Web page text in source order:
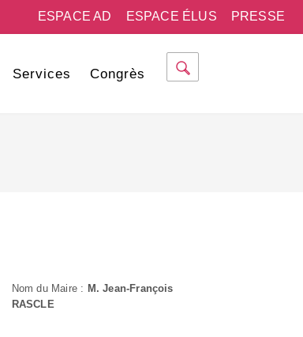
PRESSE
ESPACE ÉLUS
ESPACE AD
Services Congrès
Nom du Maire : M. Jean-François
RASCLE